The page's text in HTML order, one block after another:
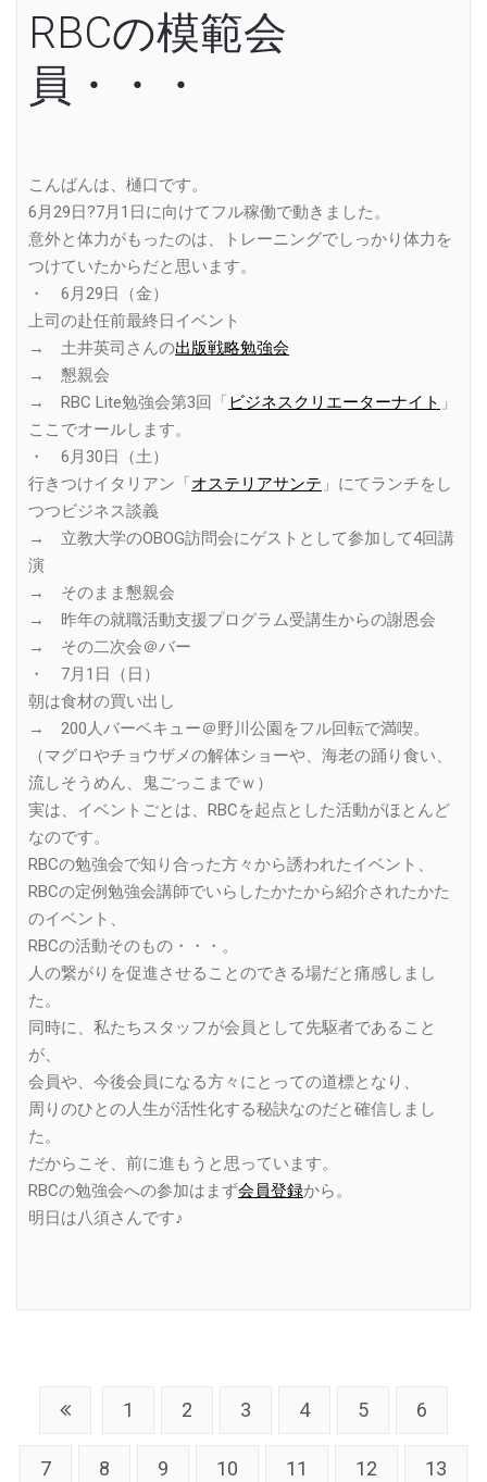
RBCの模範会
員・・・
こんばんは、樋口です。
6月29日?7月1日に向けてフル稼働で動きました。
意外と体力がもったのは、トレーニングでしっかり体力を
つけていたからだと思います。
・ 6月29日（金）
上司の赴任前最終日イベント
→ 土井英司さんの出版戦略勉強会
→ 懇親会
→ RBC Lite勉強会第3回「ビジネスクリエーターナイト 」
ここでオールします。
・ 6月30日（土）
行きつけイタリアン「オステリアサンテ 」にてランチをし
つつビジネス談義
→ 立教大学のOBOG訪問会にゲストとして参加して4回講
演
→ そのまま懇親会
→ 昨年の就職活動支援プログラム受講生からの謝恩会
→ その二次会＠バー
・ 7月1日（日）
朝は食材の買い出し
→ 200人バーベキュー＠野川公園をフル回転で満喫。
（マグロやチョウザメの解体ショーや、海老の踊り食い、
流しそうめん、鬼ごっこまでｗ）
実は、イベントごとは、RBCを起点とした活動がほとんど
なのです。
RBCの勉強会で知り合った方々から誘われたイベント、
RBCの定例勉強会講師でいらしたかたから紹介されたかた
のイベント、
RBCの活動そのもの・・・。
人の繋がりを促進させることのできる場だと痛感しまし
た。
同時に、私たちスタッフが会員として先駆者であること
が、
会員や、今後会員になる方々にとっての道標となり、
周りのひとの人生が活性化する秘訣なのだと確信しまし
た。
だからこそ、前に進もうと思っています。
RBCの勉強会への参加はまず会員登録から。
明日は八須さんです♪
1 2 3 4 5 6
7 8 9 10 11 12 13